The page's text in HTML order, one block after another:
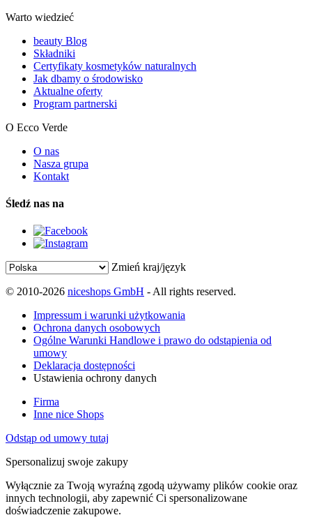
Warto wiedzieć
beauty Blog
Składniki
Certyfikaty kosmetyków naturalnych
Jak dbamy o środowisko
Aktualne oferty
Program partnerski
O Ecco Verde
O nas
Nasza grupa
Kontakt
Śledź nas na
Zmień kraj/język
© 2010-2026 niceshops GmbH - All rights reserved.
Impressum i warunki użytkowania
Ochrona danych osobowych
Ogólne Warunki Handlowe i prawo do odstąpienia od
umowy
Deklaracja dostępności
Ustawienia ochrony danych
Firma
Inne nice Shops
Odstąp od umowy tutaj
Spersonalizuj swoje zakupy
Wyłącznie za Twoją wyraźną zgodą używamy plików cookie oraz
innych technologii, aby zapewnić Ci spersonalizowane
doświadczenie zakupowe.